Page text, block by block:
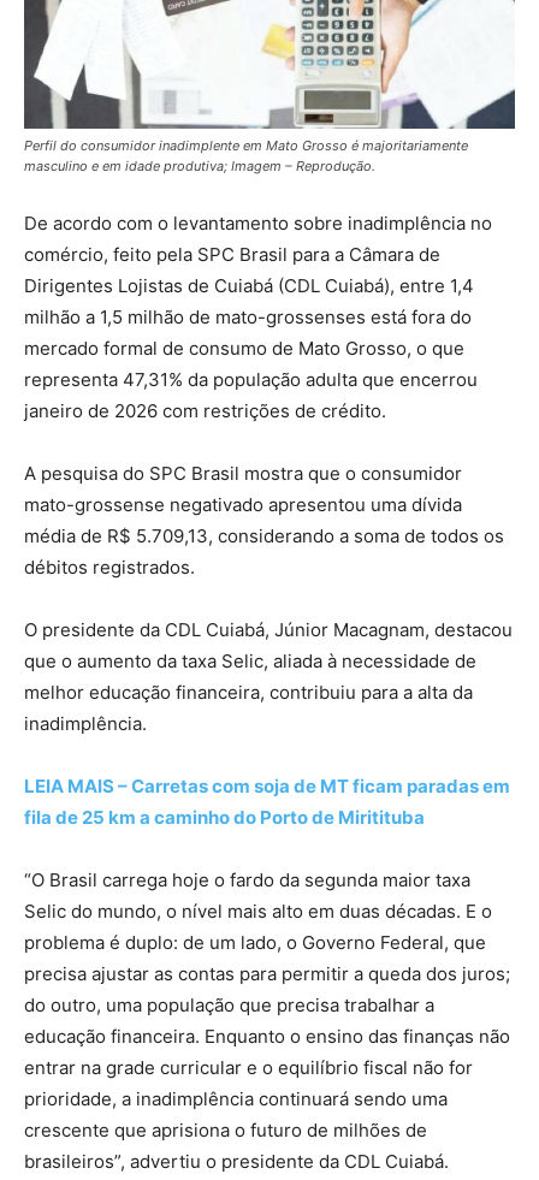
Perfil do consumidor inadimplente em Mato Grosso é majoritariamente
masculino e em idade produtiva; Imagem – Reprodução.
De acordo com o levantamento sobre inadimplência no
comércio, feito pela SPC Brasil para a Câmara de
Dirigentes Lojistas de Cuiabá (CDL Cuiabá), entre 1,4
milhão a 1,5 milhão de mato-grossenses está fora do
mercado formal de consumo de Mato Grosso, o que
representa 47,31% da população adulta que encerrou
janeiro de 2026 com restrições de crédito.
A pesquisa do SPC Brasil mostra que o consumidor
mato-grossense negativado apresentou uma dívida
média de R$ 5.709,13, considerando a soma de todos os
débitos registrados.
O presidente da CDL Cuiabá, Júnior Macagnam, destacou
que o aumento da taxa Selic, aliada à necessidade de
melhor educação financeira, contribuiu para a alta da
inadimplência.
LEIA MAIS – Carretas com soja de MT ficam paradas em
fila de 25 km a caminho do Porto de Miritituba
“O Brasil carrega hoje o fardo da segunda maior taxa
Selic do mundo, o nível mais alto em duas décadas. E o
problema é duplo: de um lado, o Governo Federal, que
precisa ajustar as contas para permitir a queda dos juros;
do outro, uma população que precisa trabalhar a
educação financeira. Enquanto o ensino das finanças não
entrar na grade curricular e o equilíbrio fiscal não for
prioridade, a inadimplência continuará sendo uma
crescente que aprisiona o futuro de milhões de
brasileiros”, advertiu o presidente da CDL Cuiabá.